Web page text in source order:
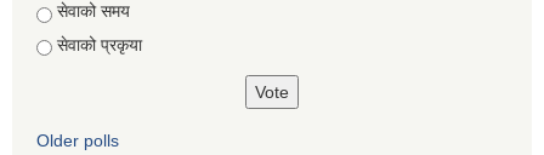
सेवाको समय
सेवाको प्रकृया
Older polls